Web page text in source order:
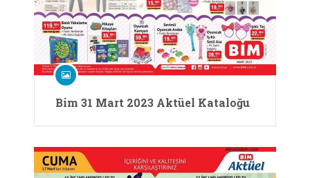
Bim 31 Mart 2023 Aktüel Kataloğu